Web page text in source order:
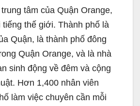
tâm của Quận Orange,
tiếng thế giới. Thành phố là
Quận, là thành phố đông
Quận Orange, và là nhà
sinh động về đêm và cộng
Hơn 1,400 nhân viên
làm việc chuyên cần mỗi